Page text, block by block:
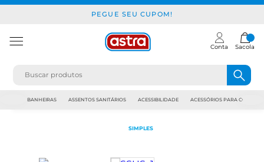
PEGUE SEU CUPOM!
Conta Sacola
BANHEIRAS ASSENTOS SANITÁRIOS ACESSIBILIDADE ACESSÓRIOS PARA
SIMPLES